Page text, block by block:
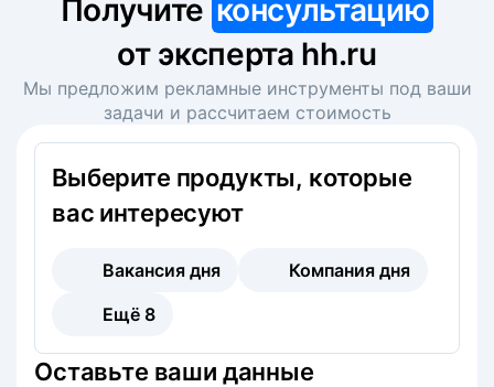
Получите консультацию
от эксперта hh.ru
Мы предложим рекламные инструменты под ваши
задачи и рассчитаем стоимость
Выберите продукты, которые
вас интересуют
Вакансия дня
Компания дня
Ещё 8
Оставьте ваши данные